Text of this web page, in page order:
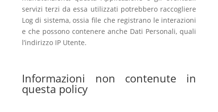
servizi terzi da essa utilizzati potrebbero raccogliere
Log di sistema, ossia file che registrano le interazioni
e che possono contenere anche Dati Personali, quali
l’indirizzo IP Utente.
Informazioni non contenute in
questa policy